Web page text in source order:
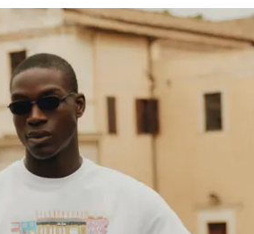
Współprace
LokalizacjeOdpowiedzialność O nas